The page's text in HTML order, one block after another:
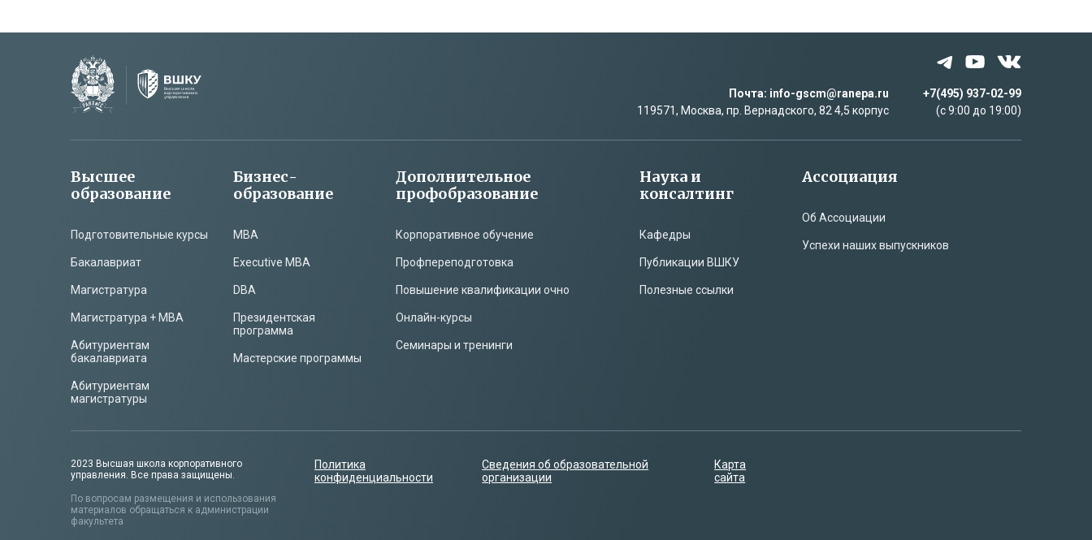
Почта: info-gscm@ranepa.ru
119571, Москва, пр. Вернадского, 82 4,5 корпус
+7(495) 937-02-99
(c 9:00 до 19:00)
Высшее
образование
Подготовительные курсы
Бакалавриат
Магистратура
Магистратура + MBA
Абитуриентам
бакалавриата
Абитуриентам
магистратуры
Бизнес-
образование
MBA
Executive MBA
DBA
Президентская
программа
Мастерские программы
Дополнительное
профобразование
Корпоративное обучение
Профпереподготовка
Повышение квалификации очно
Онлайн-курсы
Семинары и тренинги
Наука и
консалтинг
Кафедры
Публикации ВШКУ
Полезные ссылки
Ассоциация
Об Ассоциации
Успехи наших выпускников
2023 Высшая школа корпоративного
управления. Все права защищены.
По вопросам размещения и использования
материалов обращаться к администрации
факультета
Политика
конфиденциальности
Сведения об образовательной
организации
Карта
сайта